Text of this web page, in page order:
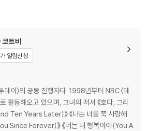
코트비
알림신청
데이〉의 공동 진행자다. 1998년부터 NBC 〈데
활동해오고 있으며, 그녀의 저서 《호다, 그리
Ten Years Later)》 《나는 너를 쭉 사랑해
Since Forever)》 《너는 내 행복이야(You A